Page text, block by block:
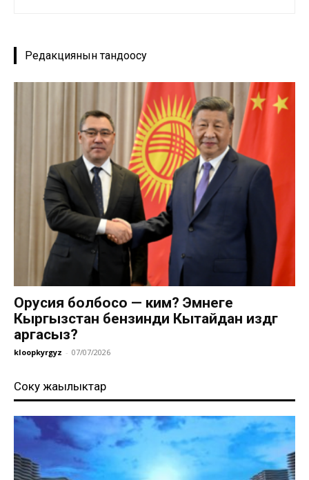
Редакциянын тандоосу
Орусия болбосо — ким? Эмнеге
Кыргызстан бензинди Кытайдан издөөгө
аргасыз?
kloopkyrgyz - 07/07/2026
Соңку жаңылыктар